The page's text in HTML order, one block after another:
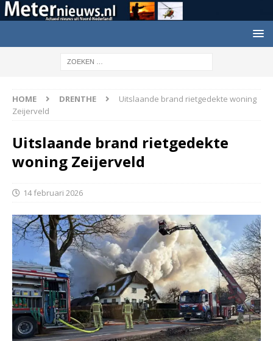
HOME DRENTHE
Uitslaande brand rietgedekte woning
Zeijerveld
Uitslaande brand rietgedekte
woning Zeijerveld
14 februari 2026